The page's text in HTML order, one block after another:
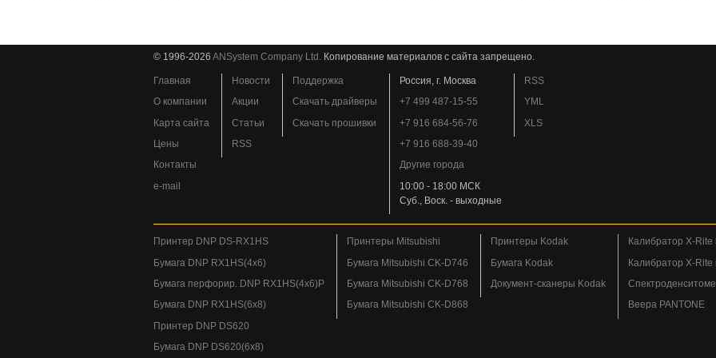
© 1996-2026 ANSystem Company Ltd. Копирование материалов с сайта запрещено.
Главная
О компании
Карта сайта
Цены
Контакты
e-mail
Новости
Акции
Статьи
RSS
Поддержка
Скачать драйверы
Скачать прошивки
Россия, г. Москва
+7 499 487-15-55
+7 916 684-56-76
+7 916 688-39-40
Другие города
10:00 - 18:00 МСК
Суб., Воск. - выходные
RSS
YML
XLS
Принтер DNP DS-RX1HS
Бумага DNP RX1HS(4x6)
Бумага перфорир. DNP RX1HS(4x6)P
Бумага DNP RX1HS(6x8)
Принтер DNP DS620
Бумага DNP DS620(6x8)
Принтеры Mitsubishi
Бумага Mitsubishi CK-D746
Бумага Mitsubishi CK-D768
Бумага Mitsubishi CK-D868
Принтеры Kodak
Бумага Kodak
Документ-сканеры Kodak
Калибратор X-
Калибратор X-
Веера PANTONE